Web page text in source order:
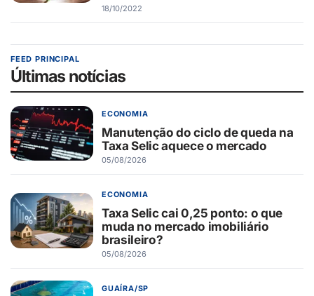
18/10/2022
FEED PRINCIPAL
Últimas notícias
ECONOMIA
Manutenção do ciclo de queda na
Taxa Selic aquece o mercado
05/08/2026
ECONOMIA
Taxa Selic cai 0,25 ponto: o que
muda no mercado imobiliário
brasileiro?
05/08/2026
GUAÍRA/SP